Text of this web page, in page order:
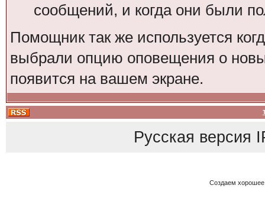
сообщений, и когда они были
Помощник так же используется
выбрали опцию оповещения о
появится на вашем экране.
Русская версия
Создаем